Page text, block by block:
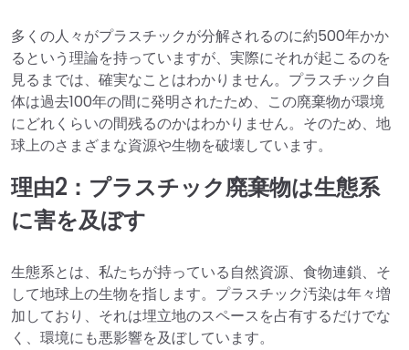
多くの人々がプラスチックが分解されるのに約500年かか
るという理論を持っていますが、実際にそれが起こるのを
見るまでは、確実なことはわかりません。プラスチック自
体は過去100年の間に発明されたため、この廃棄物が環境
にどれくらいの間残るのかはわかりません。そのため、地
球上のさまざまな資源や生物を破壊しています。
理由2：プラスチック廃棄物は生態系
に害を及ぼす
生態系とは、私たちが持っている自然資源、食物連鎖、そ
して地球上の生物を指します。プラスチック汚染は年々増
加しており、それは埋立地のスペースを占有するだけでな
く、環境にも悪影響を及ぼしています。